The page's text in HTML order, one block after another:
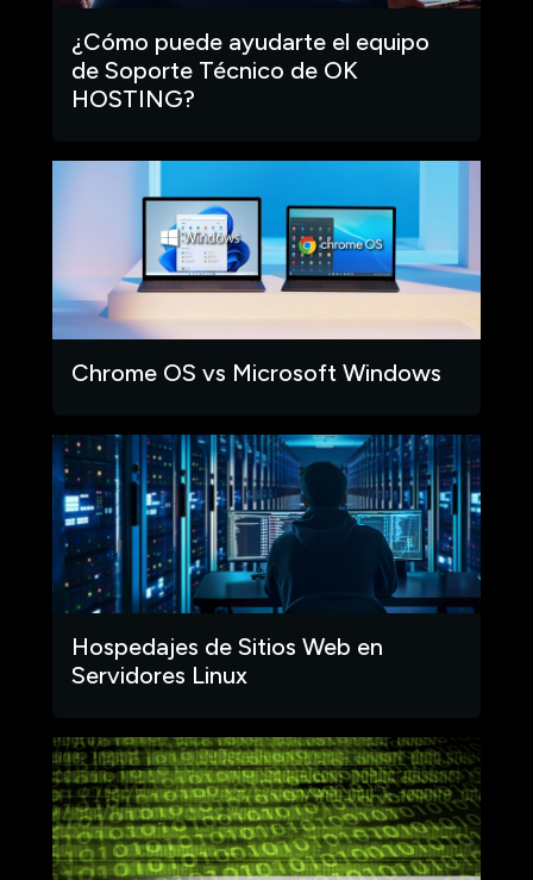
¿Cómo puede ayudarte el equipo
de Soporte Técnico de OK
HOSTING?
Chrome OS vs Microsoft Windows
Hospedajes de Sitios Web en
Servidores Linux